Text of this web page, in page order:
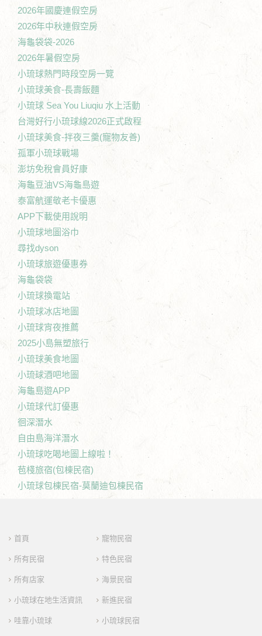
2026年國慶連假空房
2026年中秋連假空房
海龜袋袋-2026
2026年暑假空房
小琉球熱門時段空房一覽
小琉球美食-長壽飯麵
小琉球 Sea You Liuqiu 水上活動
台灣好行小琉球線2026正式啟程
小琉球美食-拌夜三羹(寵物友善)
孤軍小琉球戰場
澎坊免稅會員好康
海龜豆油VS海龜島遊
泰富航運敬老卡優惠
APP下載使用說明
小琉球地圖浴巾
尋找dyson
小琉球旅遊優惠券
海龜袋袋
小琉球換電站
小琉球冰店地圖
小琉球宵夜推薦
2025小島無塑旅行
小琉球美食地圖
小琉球酒吧地圖
海龜島遊APP
小琉球代訂優惠
徊深潛水
自由島海洋潛水
小琉球吃喝地圖上線啦！
苞棧旅宿(包棟民宿)
小琉球包棟民宿-莫蘭迪包棟民宿
首頁
所有民宿
所有店家
小琉球在地生活資訊
哇靠小琉球
寵物民宿
特色民宿
海景民宿
新進民宿
小琉球民宿